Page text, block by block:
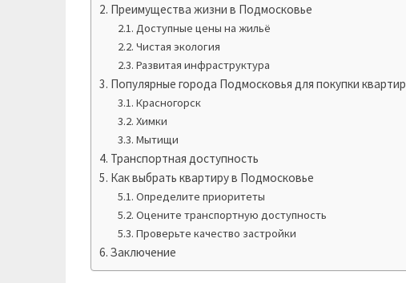
Преимущества жизни в Подмосковье
Доступные цены на жильё
Чистая экология
Развитая инфраструктура
Популярные города Подмосковья для покупки квартир
Красногорск
Химки
Мытищи
Транспортная доступность
Как выбрать квартиру в Подмосковье
Определите приоритеты
Оцените транспортную доступность
Проверьте качество застройки
Заключение